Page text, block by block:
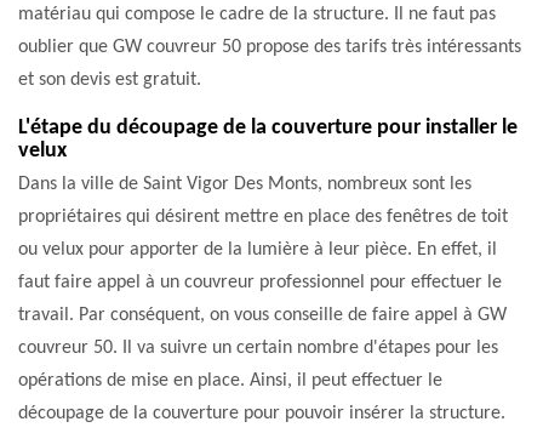
matériau qui compose le cadre de la structure. Il ne faut pas
oublier que GW couvreur 50 propose des tarifs très intéressants
et son devis est gratuit.
L'étape du découpage de la couverture pour installer le
velux
Dans la ville de Saint Vigor Des Monts, nombreux sont les
propriétaires qui désirent mettre en place des fenêtres de toit
ou velux pour apporter de la lumière à leur pièce. En effet, il
faut faire appel à un couvreur professionnel pour effectuer le
travail. Par conséquent, on vous conseille de faire appel à GW
couvreur 50. Il va suivre un certain nombre d'étapes pour les
opérations de mise en place. Ainsi, il peut effectuer le
découpage de la couverture pour pouvoir insérer la structure.